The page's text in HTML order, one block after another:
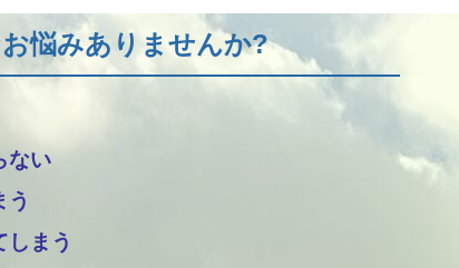
悩みありませんか?
ない
う
しまう